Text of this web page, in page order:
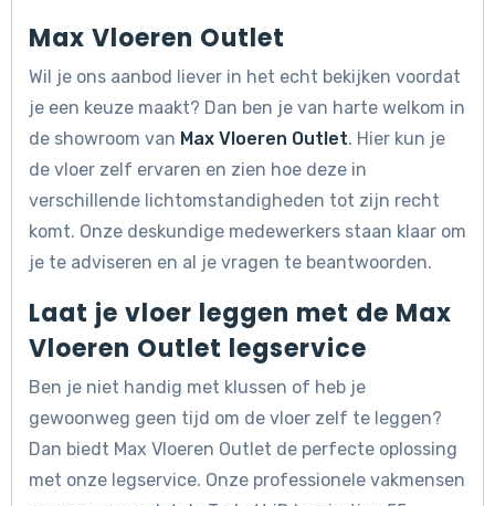
Max Vloeren Outlet
Wil je ons aanbod liever in het echt bekijken voordat
je een keuze maakt? Dan ben je van harte welkom in
de showroom van Max Vloeren Outlet. Hier kun je
de vloer zelf ervaren en zien hoe deze in
verschillende lichtomstandigheden tot zijn recht
komt. Onze deskundige medewerkers staan klaar om
je te adviseren en al je vragen te beantwoorden.
Laat je vloer leggen met de Max
Vloeren Outlet legservice
Ben je niet handig met klussen of heb je
gewoonweg geen tijd om de vloer zelf te leggen?
Dan biedt Max Vloeren Outlet de perfecte oplossing
met onze legservice. Onze professionele vakmensen